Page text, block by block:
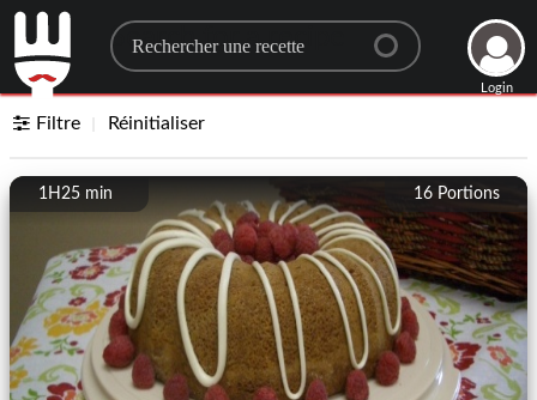
Search for a recipe
Login
Filtre Réinitialiser
16 Portions
1H25 min